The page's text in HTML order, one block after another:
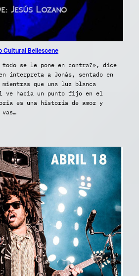
Cultural Bellescene
se le pone en contra?», dice
interpreta a Jonás, sentado en
que una luz blanca
ve hacia un punto fijo en el
es una historia de amor y